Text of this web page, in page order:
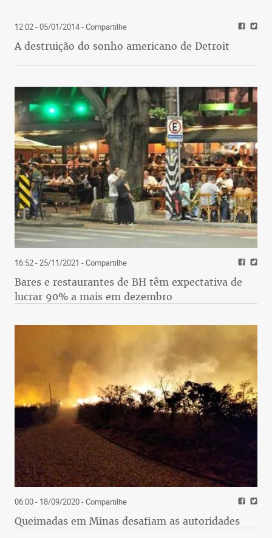
12:02 - 05/01/2014- Compartilhe
A destruição do sonho americano de Detroit
16:52 - 25/11/2021 - Compartilhe
Bares e restaurantes de BH têm expectativa de
lucrar 90% a mais em dezembro
06:00 - 18/09/2020- Compartilhe
Queimadas em Minas desafiam as autoridades